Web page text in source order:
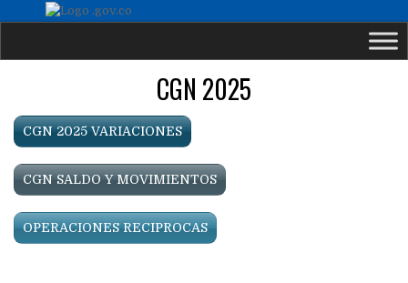
CGN 2025
CGN 2025 VARIACIONES
CGN SALDO Y MOVIMIENTOS
OPERACIONES RECIPROCAS